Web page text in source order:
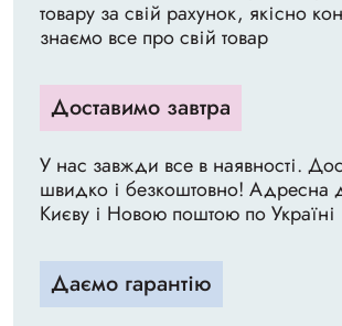
товару за свій рахунок, якісно
знаємо все про свій товар
Доставимо завтра
У нас завжди все в наявності.
швидко і безкоштовно! Адресна
Києву і Новою поштою по Україні
Даємо гарантію